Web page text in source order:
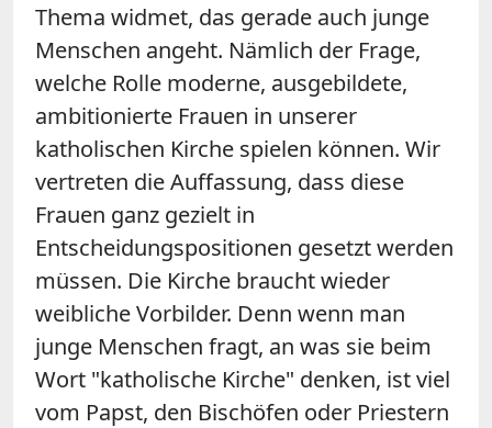
Thema widmet, das gerade auch junge
Menschen angeht. Nämlich der Frage,
welche Rolle moderne, ausgebildete,
ambitionierte Frauen in unserer
katholischen Kirche spielen können. Wir
vertreten die Auffassung, dass diese
Frauen ganz gezielt in
Entscheidungspositionen gesetzt werden
müssen. Die Kirche braucht wieder
weibliche Vorbilder. Denn wenn man
junge Menschen fragt, an was sie beim
Wort "katholische Kirche" denken, ist viel
vom Papst, den Bischöfen oder Priestern